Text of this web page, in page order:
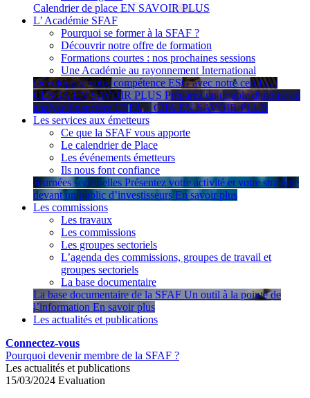
Calendrier de place EN SAVOIR PLUS
L’ Académie SFAF
Pourquoi se former à la SFAF ?
Découvrir notre offre de formation
Formations courtes : nos prochaines sessions
Une Académie au rayonnement International
Développez votre compétence ESG avec notre certificat
CESGA EN SAVOIR PLUS Préparez un double diplôme en
analyse financière CEFA + CIIA EN SAVOIR PLUS
Les services aux émetteurs
Ce que la SFAF vous apporte
Le calendrier de Place
Les événements émetteurs
Ils nous font confiance
Journées sectorielles Présentez votre activité et votre stratégie
devant un public d’investisseurs En savoir plus
Les commissions
Les travaux
Les commissions
Les groupes sectoriels
L’agenda des commissions, groupes de travail et
groupes sectoriels
La base documentaire
La base documentaire de la SFAF Un outil à la pointe de
l’information En savoir plus
Les actualités et publications
Connectez-vous
Pourquoi devenir membre de la SFAF ?
Les actualités et publications
15/03/2024 Evaluation